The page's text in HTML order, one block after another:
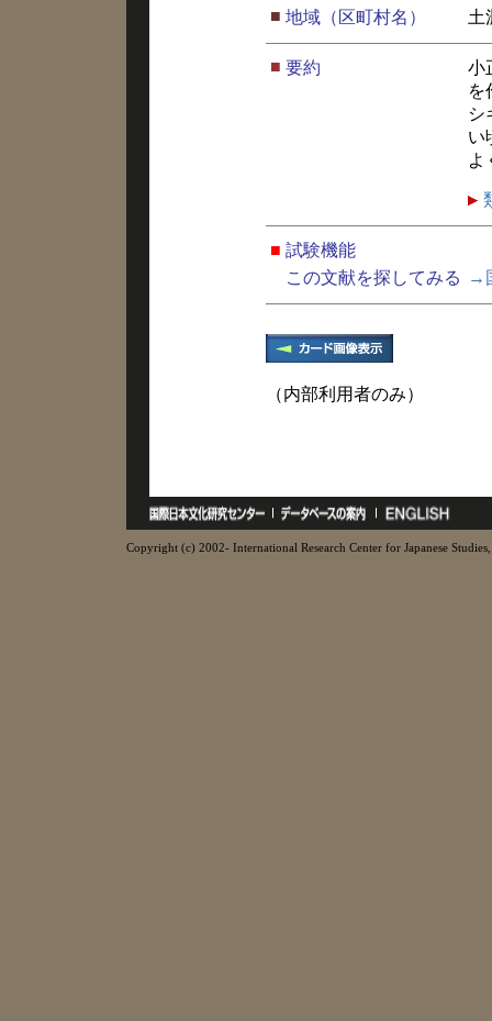
■ 地域（区町村名） 土
■ 要約
小
を
シ
い
よ
■ 試験機能
この文献を探してみる
→
（内部利用者のみ）
Copyright (c) 2002- International Research Center for Japanese